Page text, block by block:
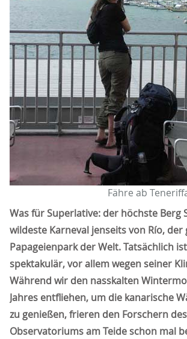
Fähre ab
Was für Superlative: der höchste Berg
wildeste Karneval jenseits von Río,
Papageienpark der Welt. Tatsächlich
spektakulär, vor allem wegen seiner
Während wir den nasskalten
Jahres entfliehen, um die kanarische
zu genießen, frieren den Forschern des
Observatoriums am Teide schon mal